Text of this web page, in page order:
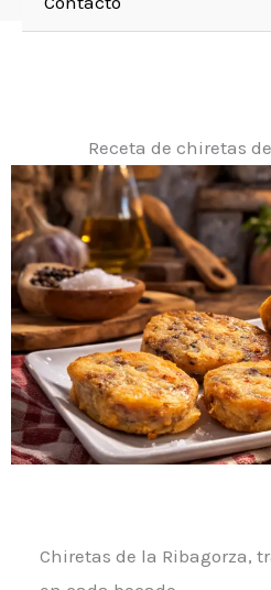
Receta de chiretas
Chiretas de la Ribagorza,